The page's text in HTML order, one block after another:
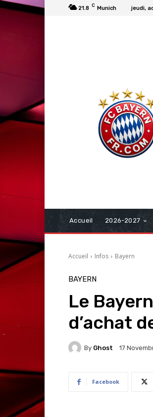
21.8 C Munich jeudi,
Accueil 2026-2027
Accueil Infos Bayern
BAYERN
Le
d’achat
By Ghost 17
Facebook